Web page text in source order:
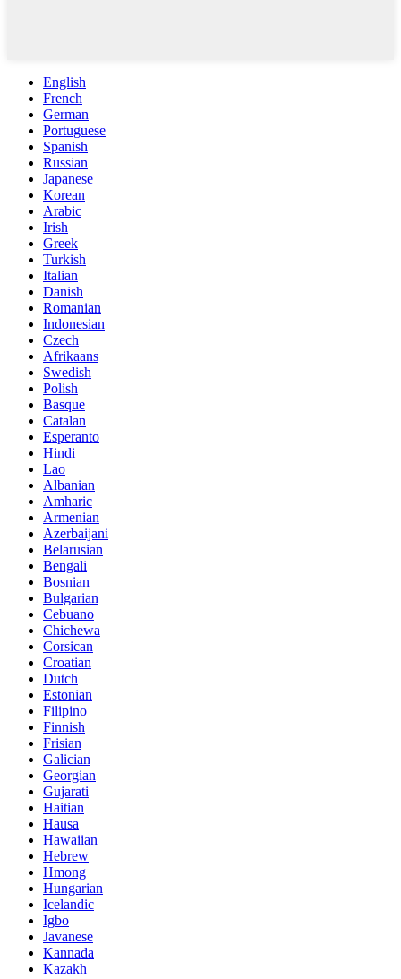
English
French
German
Portuguese
Spanish
Russian
Japanese
Korean
Arabic
Irish
Greek
Turkish
Italian
Danish
Romanian
Indonesian
Czech
Afrikaans
Swedish
Polish
Basque
Catalan
Esperanto
Hindi
Lao
Albanian
Amharic
Armenian
Azerbaijani
Belarusian
Bengali
Bosnian
Bulgarian
Cebuano
Chichewa
Corsican
Croatian
Dutch
Estonian
Filipino
Finnish
Frisian
Galician
Georgian
Gujarati
Haitian
Hausa
Hawaiian
Hebrew
Hmong
Hungarian
Icelandic
Igbo
Javanese
Kannada
Kazakh